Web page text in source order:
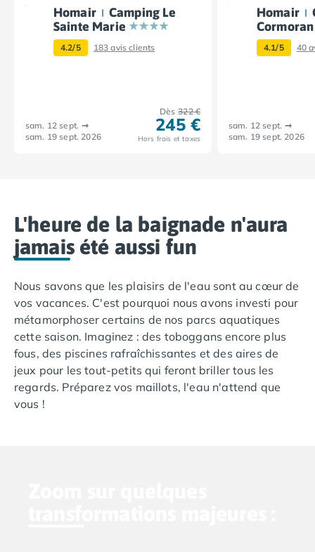
Camping Ghisonaccia
Camping Saint-Florent
Camping Franche-Comté
Camping Doubs
Camping Haute-Normandie
Camping Eure
Camping Ile-de-France
Camping Languedoc-Roussillon
Camping Aude
Camping Gruissan
Camping Narbonne-Plage
Camping Sigean
Camping Gard
Camping Aigues-Mortes
Camping Grau-du-Roi
Camping Nîmes
Camping Hérault
Camping Agde
Homair
Camping Le
Sainte Marie
4.2/5 183avis clients
sam. 12 sept. ➞
sam. 19 sept. 2026
Dès 322 €
245 €
Hors frais et taxes
Homair
Cormoran
4.1/5 40
sam. 12 sept. ➞
sam. 19 sept. 2026
L'heure de la baignade n'aura
jamais été aussi fun
Nous savons que les plaisirs de l'eau sont au cœur de
vos vacances. C'est pourquoi nous avons investi pour
métamorphoser certains de nos parcs aquatiques
cette saison. Imaginez : des toboggans encore plus
fous, des piscines rafraîchissantes et des aires de
jeux pour les tout-petits qui feront briller tous les
regards. Préparez vos maillots, l'eau n'attend que
vous !